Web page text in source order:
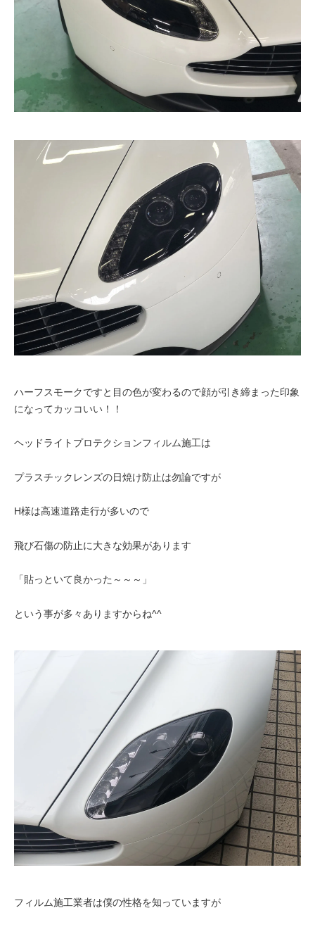
ハーフスモークですと目の色が変わるので顔が引き締まった印象
になってカッコいい！！
ヘッドライトプロテクションフィルム施工は
プラスチックレンズの日焼け防止は勿論ですが
H様は高速道路走行が多いので
飛び石傷の防止に大きな効果があります
「貼っといて良かった～～～」
という事が多々ありますからね^^
フィルム施工業者は僕の性格を知っていますが